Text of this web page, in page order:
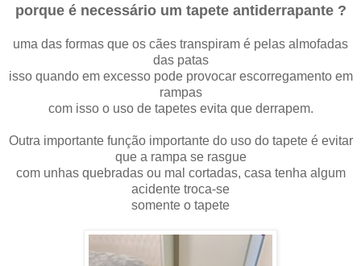
porque é necessário um tapete antiderrapante ?
uma das formas que os cães transpiram é pelas almofadas
das patas
isso quando em excesso pode provocar escorregamento em
rampas
com isso o uso de tapetes evita que derrapem.
Outra importante função importante do uso do tapete é evitar
que a rampa se rasgue
com unhas quebradas ou mal cortadas, casa tenha algum
acidente troca-se
somente o tapete